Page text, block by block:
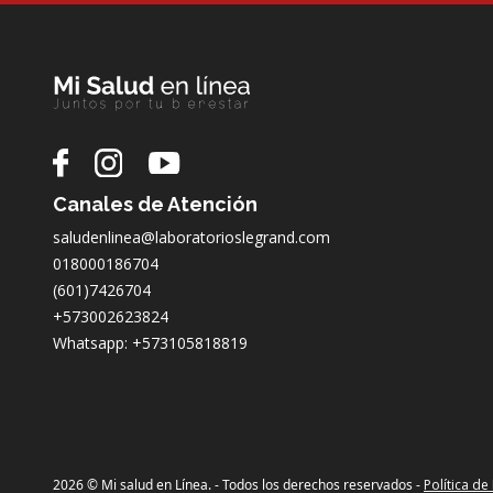
Canales de Atención
saludenlinea@laboratorioslegrand.com
018000186704
(601)7426704
+573002623824
Whatsapp: +573105818819
2026 © Mi salud en Línea. - Todos los derechos reservados - Política